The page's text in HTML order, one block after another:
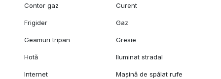
Contor gaz Curent
Frigider Gaz
Geamuri tripan Gresie
Hotă Iluminat stradal
Internet Mașină de spălat rufe